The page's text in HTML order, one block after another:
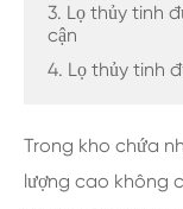
3. Lọ thủy tinh
cận
4. Lọ thủy tinh
Trong kho chứa
lượng cao không